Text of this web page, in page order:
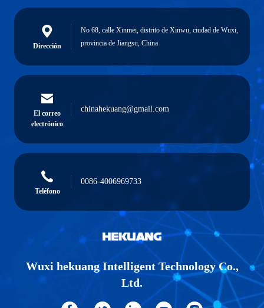
Dirección
No 68, calle Xinmei, distrito de Xinwu, ciudad de Wuxi,
provincia de Jiangsu, China
El correo
electrónico
chinahekuang@gmail.com
Teléfono
0086-4006969733
Wuxi hekuang Intelligent Technology Co.,
Ltd.